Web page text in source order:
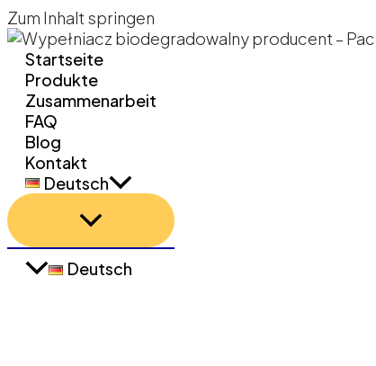
Zum Inhalt springen
Startseite
Produkte
Zusammenarbeit
FAQ
Blog
Kontakt
Deutsch
Deutsch